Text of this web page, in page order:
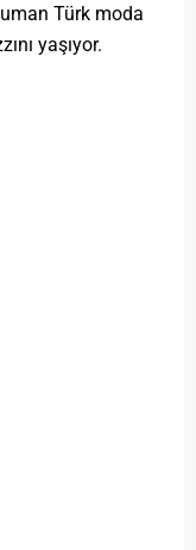
Türk moda
yaşıyor.